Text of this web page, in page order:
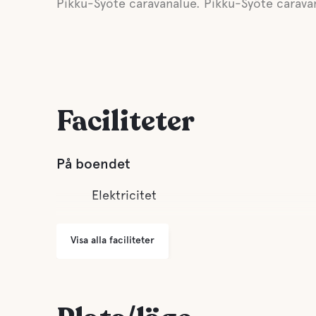
Pikku-Syöte caravanalue. Pikku-Syöte
Faciliteter
På boendet
Elektricitet
Visa alla faciliteter